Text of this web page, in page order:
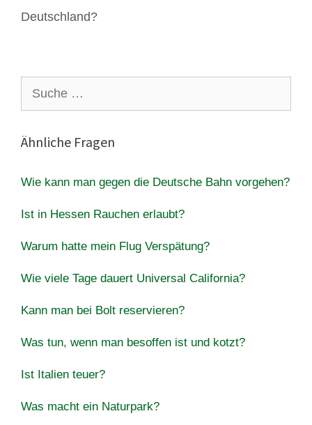
Deutschland?
nach:
Ähnliche Fragen
Wie kann man gegen die Deutsche Bahn vorgehen?
Ist in Hessen Rauchen erlaubt?
Warum hatte mein Flug Verspätung?
Wie viele Tage dauert Universal California?
Kann man bei Bolt reservieren?
Was tun, wenn man besoffen ist und kotzt?
Ist Italien teuer?
Was macht ein Naturpark?